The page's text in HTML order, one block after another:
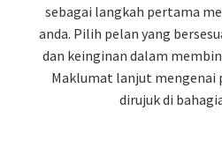
sebagai langkah pertama
anda. Pilih pelan yang
dan keinginan dalam
Maklumat lanjut mengenai
dirujuk di